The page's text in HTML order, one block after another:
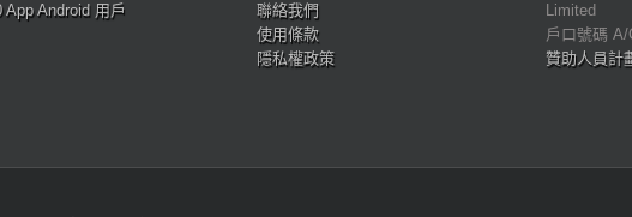
App Android 用戶
聯絡我們
使用條款
隱私權政策
Limited
戶口號碼 A/
贊助人員計